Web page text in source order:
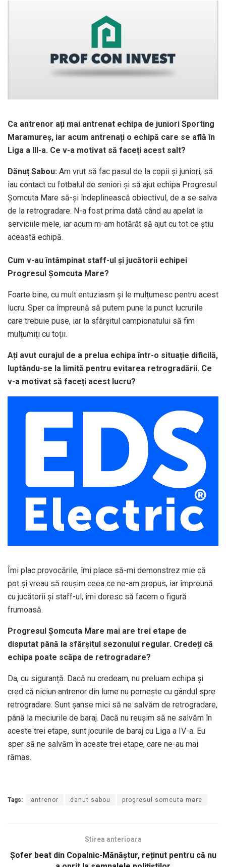
Ca antrenor ați mai antrenat echipa de juniori Sporting
Maramureș, iar acum antrenați o echipă care se află în
Liga a III-a. Ce v-a motivat să faceți acest salt?
Dănuț Sabou: Am vrut să fac pasul de la copii și juniori, să
iau contact cu fotbalul de seniori și să ajut echipa Progresul
Șomcuta Mare să-și îndeplinească obiectivul, de a se salva
de la retrogradare. N-a fost prima dată când au apelat la
serviciile mele, iar acum m-am hotărât să ajut cu tot ce știu
această echipă.
Cum v-au întâmpinat staff-ul și jucătorii echipei
Progresul Șomcuta Mare?
Foarte bine, cu mult entuziasm și le mulțumesc pentru acest
lucru. Sper ca împreună să putem pune la punct lucrurile
care trebuie puse, iar la sfârșitul campionatului să fim
mulțumiți cu toții.
Ați avut curajul de a prelua echipa într-o situație dificilă,
luptându-se la limită pentru evitarea retrogradării. Ce
v-a motivat să faceți acest lucru?
Îmi plac provocările, îmi place să-mi demonstrez mie că
pot și vreau să reușim ceea ce ne-am propus, iar împreună
cu jucătorii și staff-ul, îmi doresc să facem o figură
frumoasă.
Progresul Șomcuta Mare mai are trei etape de
disputat până la sfârșitul sezonului regular. Credeți că
echipa poate scăpa de retrogradare?
Da, cu siguranță. Dacă nu credeam, nu preluam echipa și
cred că niciun antrenor din lume nu pornește cu gândul spre
retrogradare. Sunt șanse mici să ne salvăm de retrogradare,
până la meciurile de baraj. Dacă nu reușim să ne salvăm în
aceste trei etape, sunt jocurile de baraj cu Liga a IV-a. Eu
sper să ne salvăm în aceste trei etape, care ne-au mai
rămas.
Tags: antrenor danut sabou progresul somcuta mare
Stirea anterioara
Şofer beat din Copalnic-Mănăștur, reținut pentru că nu